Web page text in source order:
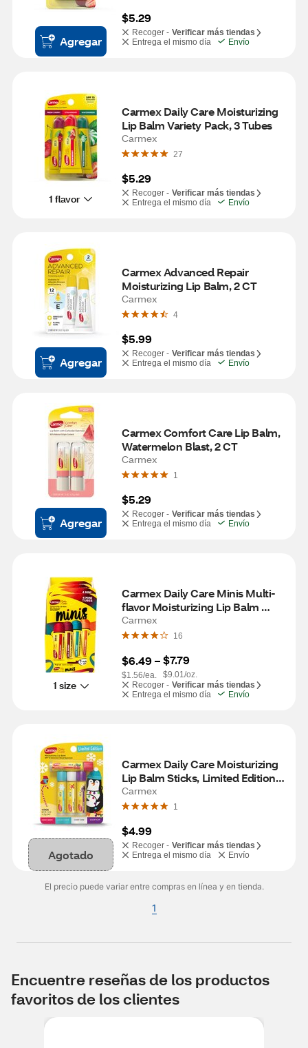
Agregar
$5.29
Recoger - Verificar más tiendas
Entrega el mismo día
Envío
1 flavor
Carmex Daily Care Moisturizing
Lip Balm Variety Pack, 3 Tubes
Carmex
27
$5.29
Recoger - Verificar más tiendas
Entrega el mismo día
Envío
Agregar
Carmex Advanced Repair
Moisturizing Lip Balm, 2 CT
Carmex
4
$5.99
Recoger - Verificar más tiendas
Entrega el mismo día
Envío
Agregar
Carmex Comfort Care Lip Balm,
Watermelon Blast, 2 CT
Carmex
1
$5.29
Recoger - Verificar más tiendas
Entrega el mismo día
Envío
1 size
Carmex Daily Care Minis Multi-
flavor Moisturizing Lip Balm
Tubes, 4 Pack
Carmex
16
$6.49 –
$1.56/ea.
$7.79
$9.01/oz.
Recoger - Verificar más tiendas
Entrega el mismo día
Envío
Agotado
Carmex Daily Care Moisturizing
Lip Balm Sticks, Limited Edition,
4 Pack
Carmex
1
$4.99
Recoger - Verificar más tiendas
Entrega el mismo día
Envío
El precio puede variar entre compras en línea y en tienda.
1
Encuentre reseñas de los productos
favoritos de los clientes